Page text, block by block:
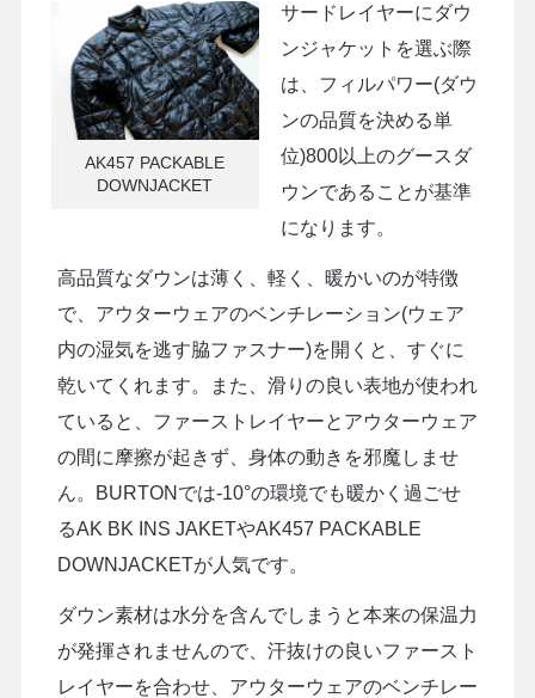
AK457 PACKABLE
DOWNJACKET
サードレイヤーにダウ
ンジャケットを選ぶ際
は、フィルパワー(ダウ
ンの品質を決める単
位)800以上のグースダ
ウンであることが基準
になります。
高品質なダウンは薄く、軽く、暖かいのが特徴
で、アウターウェアのベンチレーション(ウェア
内の湿気を逃す脇ファスナー)を開くと、すぐに
乾いてくれます。また、滑りの良い表地が使われ
ていると、ファーストレイヤーとアウターウェア
の間に摩擦が起きず、身体の動きを邪魔しませ
ん。BURTONでは-10°の環境でも暖かく過ごせ
るAK BK INS JAKETやAK457 PACKABLE
DOWNJACKETが人気です。
ダウン素材は水分を含んでしまうと本来の保温力
が発揮されませんので、汗抜けの良いファースト
レイヤーを合わせ、アウターウェアのベンチレー